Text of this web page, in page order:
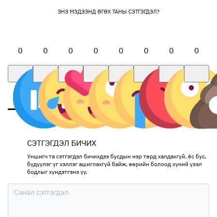
ЭНЭ МЭДЭЭНД ӨГӨХ ТАНЫ СЭТГЭГДЭЛ?
0 0 0 0 0 0 0 0
СЭТГЭГДЭЛ БИЧИХ
Уншигч та сэтгэгдэл бичихдээ бусдын нэр төрд халдахгүй, ёс бус,
бүдүүлэг үг хэллэг ашиглахгүй байж, өөрийн болоод хүний үзэл
бодлыг хүндэтгэнэ үү.